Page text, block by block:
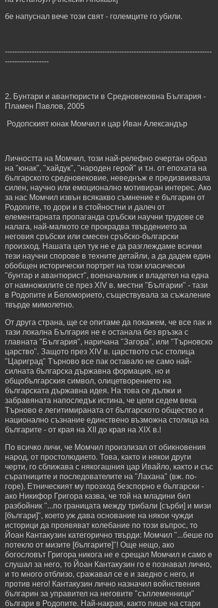
бе напуснал вече този свят - големците го убили.
-------------------------------------------------------------------------------------
------------------
2. Бунтари и авантюристи в Средновековна България -
Пламен Павлов, 2005
Родопският юнак Момчил и цар Иван Александър
Личността на Момчил, този най-релефно очертан образ
на "юнак", "хайдук", "народен герой" и т.н. от епохата на
българското средновековие, неведнъж е предизвиквала
силен, научно или емоционално мотивиран интерес. Ако
за нас Момчил извън всякакво съмнение е българин от
Родопите, то дори и в стойностни и далеч от
елементарната пропаганда сръбски научни трудове се
налага, най-малкото се прокрадва твърдението за
неговия сръбски или смесен сръбско-български
произход. Нашата цел тук не е да разглеждаме всички
тези научни спорове в техните детайли, а да дадем един
обобщен исторически портрет на този класически
"бунтар и авантюрист", военачалник и владетел на една
от намножилите се през XIV в. местни "Българии" - тази
в Родопите и Беломорието, съществувала за съжаление
твърде мимолетно.
От друга страна, ще се опитаме да покажем, че все пак и
тази локална България не е останала без връзка с
главната "България", наричана "Загора", или "Търновско
царство". Защото през XIV в. царството със столица
"Цариград" Търново все пак оставало не само най-
силната българска държавна формация, но и
общобългарския символ, олицетворението на
българската държавна идея. На това се дължи и
забравяната напоследък истина, че цели седем века
Търново е легитимираната от българското общество и
национално съзнание единствено възможна столица на
българите - от края на XII до края на XIX в.!
По всичко личи, че Момчил произлизал от обикновения
народ, от простолюдието. Това, както и някои други
черти, го сближава с някогашния цар Ивайло, както и със
съратниците и последователите на "Лахана" (вж. по-
горе). Етническият му прозход безспорно е български -
ако Никифор Григора казва, че той на младини бил
разбойник "...по границата между трибали [сърби] и мизи
[българи]", което уж дава основание на някои чужди
историци да проявяват колебание по този въпрос, то
Йоан Кантакузин категорично твърди: Момчил "...беше по
потекло от мизите [българите]"! Още нещо, ако
богословът Григора никога не е срещал Момчил и само е
слушал за него, то Йоан Кантакузин го е познавал лично,
и то много отблизо, сражавал се е и заедно с него, и
против него! Кантакузин лично назначил войнствения
българин за управител на неговите "съплеменници"
българи в Родопите. Най-накрая, както пише на стари